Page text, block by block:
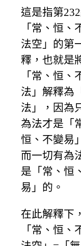
這是指第
「常、恒、
法空」的第
釋，也就是
「常、恒、
法」解釋為
法」，因為
為法才是「
恒、不變易
而一切有為
是「常、恒
易」的。
在此解釋下，
「常、恒、